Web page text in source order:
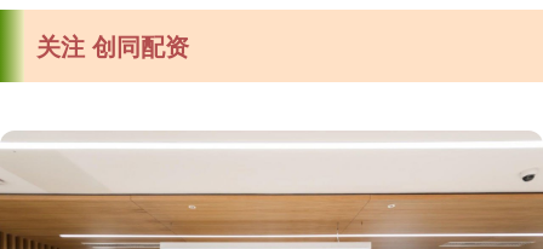
关注 创同配资